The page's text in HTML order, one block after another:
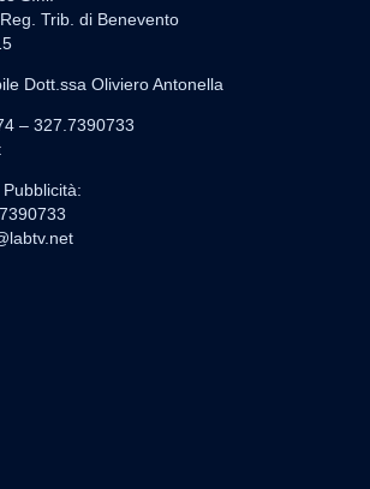
Trib. di Benevento
Dott.ssa Oliviero Antonella
– 327.7390733